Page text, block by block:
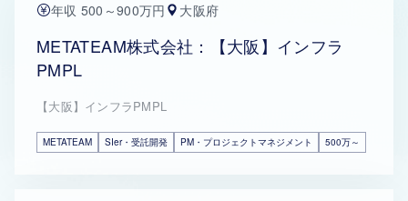
年収 500～900万円 大阪府
METATEAM株式会社：【大阪】インフラ
PMPL
【大阪】インフラPMPL
METATEAM SIer・受託開発 PM・プロジェクトマネジメント 500万～